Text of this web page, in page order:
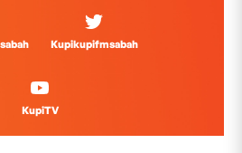
Kupikupifmsabah
KupiTV